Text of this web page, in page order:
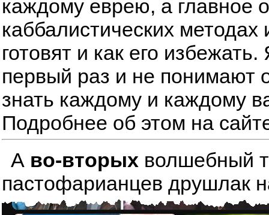
каждому еврею, а главное
каббалистических
готовят и как его
первый раз и не понимают
знать каждому и каждому
Подробнее об этом на
А во-вторых волшебный
пастофарианцев друшлак